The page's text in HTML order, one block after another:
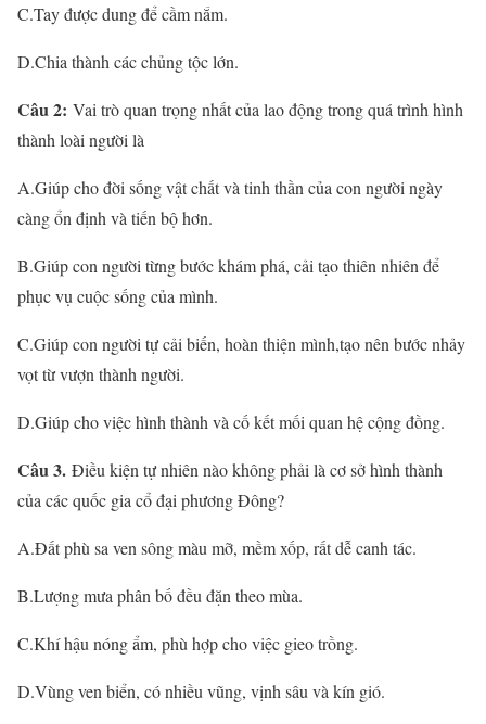
C.Tay được dung để cầm nắm.
D.Chia thành các chủng tộc lớn.
Câu 2: Vai trò quan trọng nhất của lao động trong quá trình hình
thành loài người là
A.Giúp cho đời sống vật chất và tinh thần của con người ngày
càng ổn định và tiến bộ hơn.
B.Giúp con người từng bước khám phá, cải tạo thiên nhiên để
phục vụ cuộc sống của mình.
C.Giúp con người tự cải biến, hoàn thiện mình,tạo nên bước nhảy
vọt từ vượn thành người.
D.Giúp cho việc hình thành và cố kết mối quan hệ cộng đồng.
Câu 3. Điều kiện tự nhiên nào không phải là cơ sở hình thành
của các quốc gia cổ đại phương Đông?
A.Đất phù sa ven sông màu mỡ, mềm xốp, rất dễ canh tác.
B.Lượng mưa phân bố đều đặn theo mùa.
C.Khí hậu nóng ẩm, phù hợp cho việc gieo trồng.
D.Vùng ven biển, có nhiều vũng, vịnh sâu và kín gió.